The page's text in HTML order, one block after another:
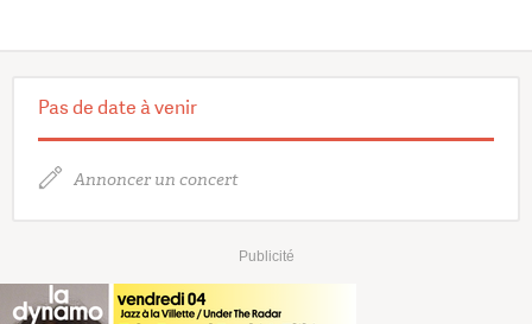
Pas de date à venir
Annoncer un concert
Publicité